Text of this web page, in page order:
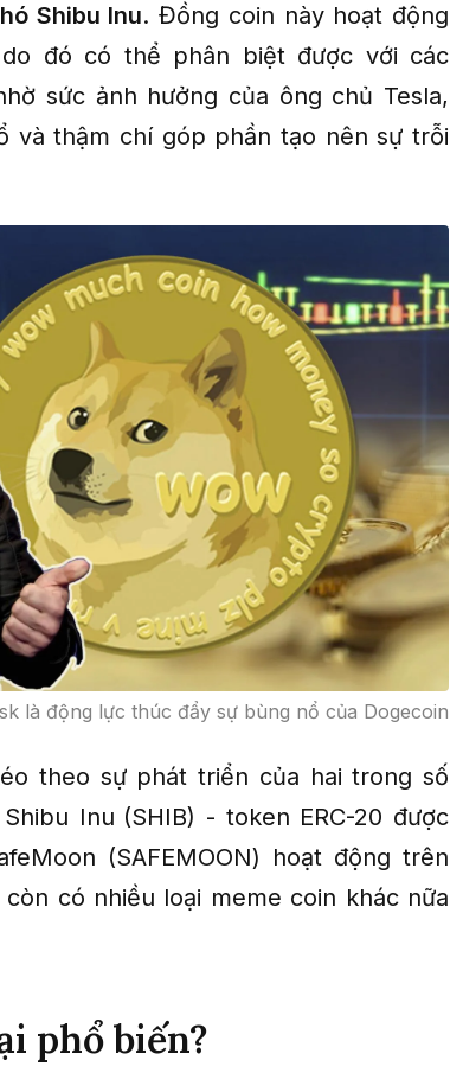
Shibu Inu. Đồng coin này hoạt động
đó có thể phân biệt được với các
sức ảnh hưởng của ông chủ Tesla,
và thậm chí góp phần tạo nên sự trỗi
là động lực thúc đẩy sự bùng nổ của Dogecoin
theo sự phát triển của hai trong số
Inu (SHIB) - token ERC-20 được
(SAFEMOON) hoạt động trên
còn có nhiều loại meme coin khác nữa
phổ biến?